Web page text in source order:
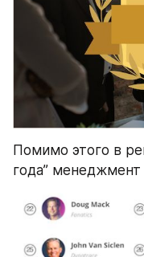
Помимо этого в
года” менеджмент